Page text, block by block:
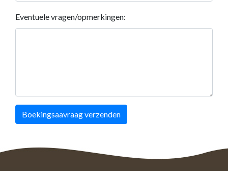
Eventuele vragen/opmerkingen:
Boekingsaavraag verzenden